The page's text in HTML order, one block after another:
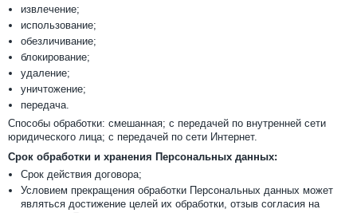
извлечение;
использование;
обезличивание;
блокирование;
удаление;
уничтожение;
передача.
Способы обработки: смешанная; с передачей по внутренней сети
юридического лица; с передачей по сети Интернет.
Срок обработки и хранения Персональных данных:
Срок действия договора;
Условием прекращения обработки Персональных данных может
являться достижение целей их обработки, отзыв согласия на